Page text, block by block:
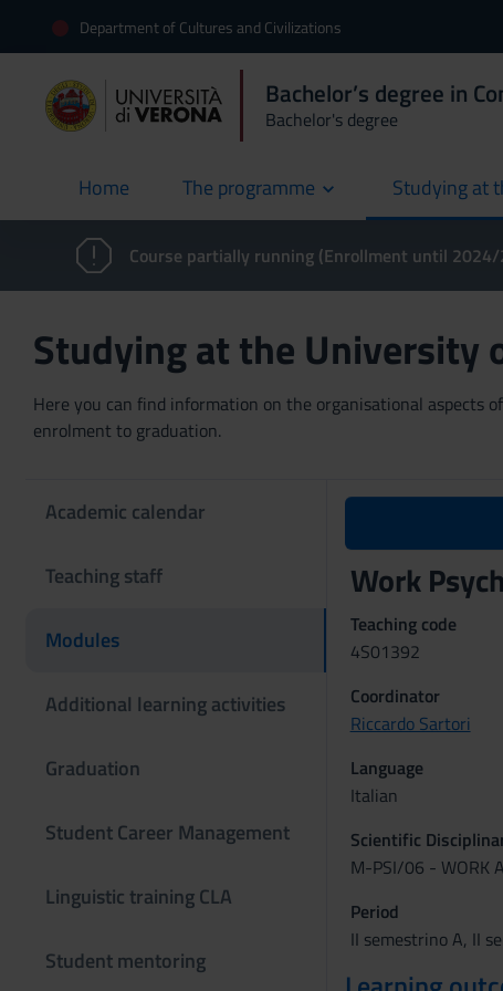
Department of Cultures and Civilizations
Bachelor’s degree in
Bachelor's degree
Home
current The programme Studying at
Course partially running (Enrollment until
Studying at the University
Here you can find information on the organisational
enrolment to graduation.
Academic calendar
Teaching staff
Modules
Additional learning activities
Graduation
Student Career Management
Linguistic training CLA
Student mentoring
Work
Teaching code
4S01392
Coordinator
Riccardo Sartori
Language
Italian
Scientific
M-PSI/06 - WORK
Period
II semestrino A, II